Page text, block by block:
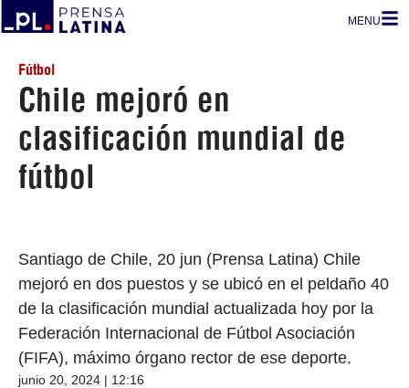
MENU
Fútbol
Chile mejoró en
clasificación mundial de
fútbol
Santiago de Chile, 20 jun (Prensa Latina) Chile
mejoró en dos puestos y se ubicó en el peldaño 40
de la clasificación mundial actualizada hoy por la
Federación Internacional de Fútbol Asociación
(FIFA), máximo órgano rector de ese deporte.
junio 20, 2024 | 12:16